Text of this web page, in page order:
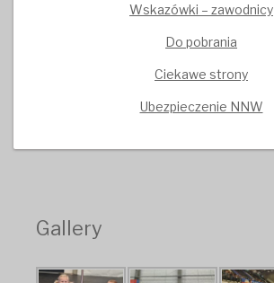
Wskazówki – zawodnicy
Do pobrania
Ciekawe strony
Ubezpieczenie NNW
Gallery